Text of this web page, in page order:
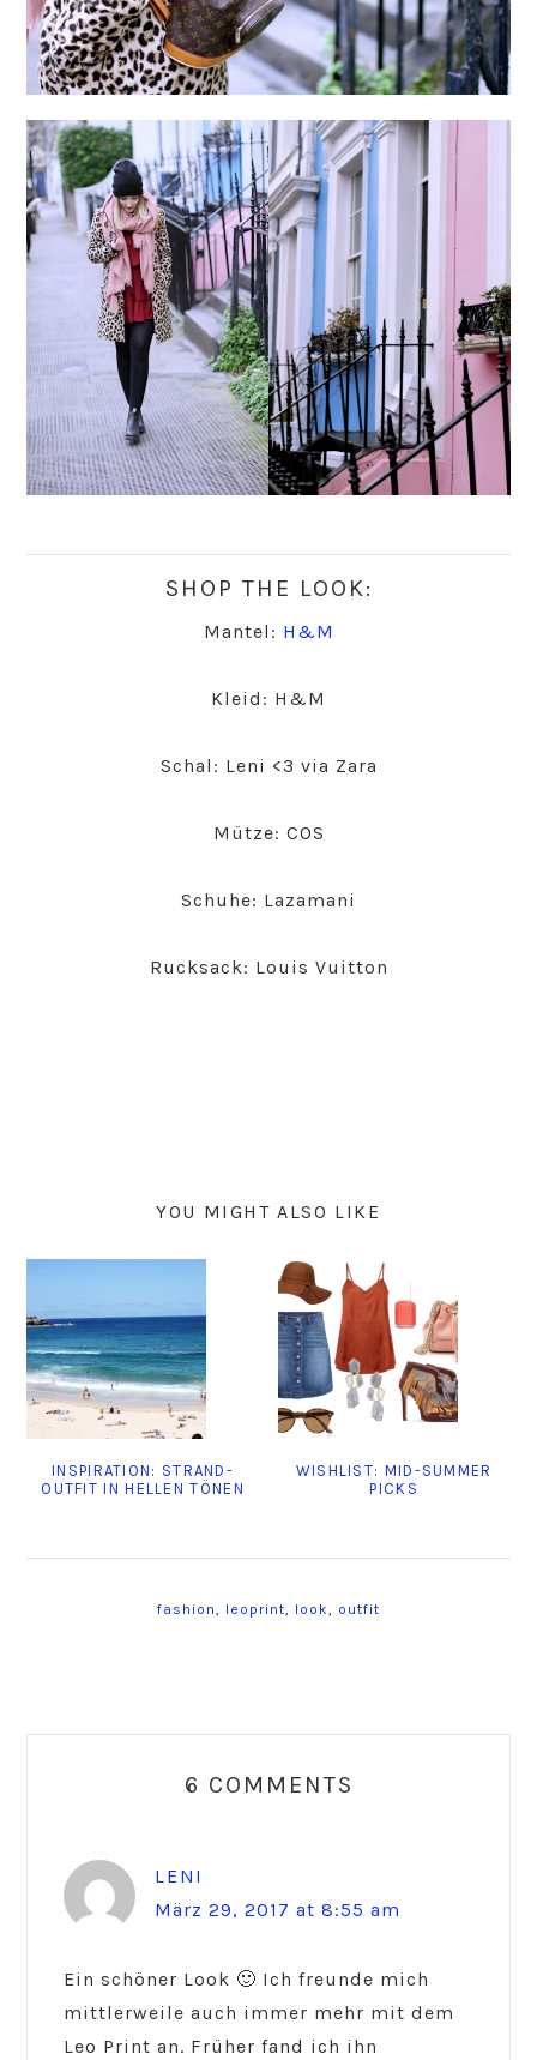
SHOP THE LOOK:
Mantel: H&M
Kleid: H&M
Schal: Leni <3 via Zara
Mütze: COS
Schuhe: Lazamani
Rucksack: Louis Vuitton
YOU MIGHT ALSO LIKE
INSPIRATION: STRAND-
OUTFIT IN HELLEN TÖNEN
WISHLIST: MID-SUMMER
PICKS
fashion, leoprint, look, outfit
Interactions6 COMMENTS
LENI
März 29, 2017 at 8:55 am
Ein schöner Look 🙂 Ich freunde mich
mittlerweile auch immer mehr mit dem
Leo Print an. Früher fand ich ihn